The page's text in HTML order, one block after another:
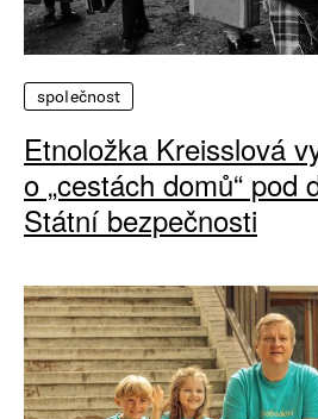
společnost
Etnoložka Kreisslová
o „cestách domů“ pod
Státní bezpečnosti